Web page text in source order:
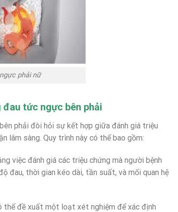
phải nữ
tức ngực bên phải
phải đòi hỏi sự kết hợp giữa đánh giá triệu
lâm sàng. Quy trình này có thể bao gồm:
việc đánh giá các triệu chứng mà người bệnh
đau, thời gian kéo dài, tần suất, và mối quan hệ
thể đề xuất một loạt xét nghiệm để xác định